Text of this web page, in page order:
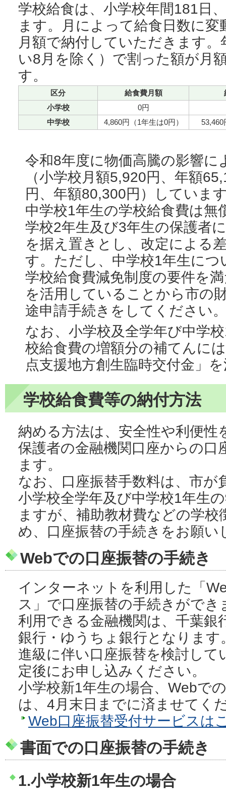
学校給食は、小学校年間181日
ます。月によって給食日数に
月額で納付していただきます
い8月を除く）で割った額が月
す。
区分 給食費月額
小学校
0円
中学校
4,860円（1年生は0円） 53,460
令和8年度に物価高騰の影響に
（小学校月額5,920円、年額
円、年額80,300円）していま
中学校1年生の学校給食費は
学校2年生及び3年生の保護者
を据え置きとし、改定による
す。ただし、中学校1年生につ
学校給食費減免制度の要件を
を活用していることから市の
途申請手続きをしてください
なお、小学校及全学年び中学
校給食費の増額分の補てんに
点支援地方創生臨時交付金」
学校給食費等の納付方法
納める方法は、安全性や利便性
保護者の金融機関口座からの口
ます。
なお、口座振替手数料は、市が
小学校全学年及び中学校1年生
ますが、補助教材費などの学
め、口座振替の手続きをお願い
Webでの口座振替の手続き
インターネットを利用した「
ス」で口座振替の手続きができ
利用できる金融機関は、千葉銀
銀行・ゆうちょ銀行となります
進級に伴い口座振替を検討して
定後にお申し込みください。
小学校新1年生の場合、Webで
は、4月末日までに済ませてく
Web口座振替受付サービスは
書面での口座振替の手続き
1.小学校新1年生の場合